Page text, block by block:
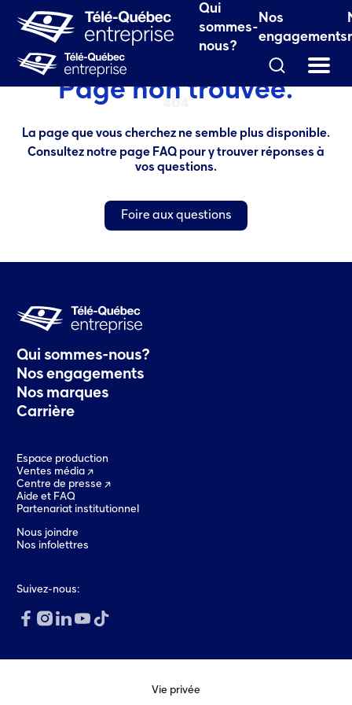
Qui
sommes-
nous?
Nos
engagements
fenêtre.)
Page non trouvée.
La page que vous cherchez ne semble plus disponible.
Consultez notre page FAQ pour y trouver réponses à
vos questions.
Foire aux questions
Qui sommes-nous?
Nos engagements
Nos marques
Carrière
Espace production
Ventes média
Centre de presse
Aide et FAQ
Partenariat institutionnel
Nous joindre
Nos infolettres
Suivez-nous:
Vie privée